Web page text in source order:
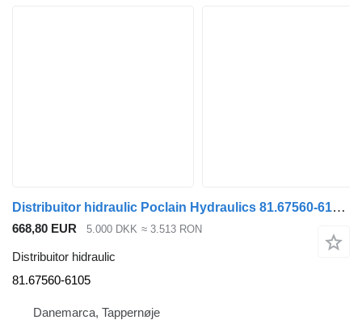
Distribuitor hidraulic Poclain Hydraulics 81.67560-6105 pentru camion MAN
668,80 EUR 5.000 DKK ≈ 3.513 RON
Distribuitor hidraulic
81.67560-6105
Danemarca, Tappernøje